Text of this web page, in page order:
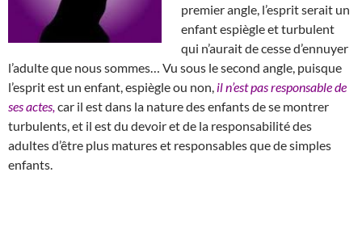
premier angle, l’esprit serait un
enfant espiègle et turbulent
qui n’aurait de cesse d’ennuyer
l’adulte que nous sommes… Vu sous le second angle, puisque
l’esprit est un enfant, espiègle ou non, il n’est pas responsable de
ses actes, car il est dans la nature des enfants de se montrer
turbulents, et il est du devoir et de la responsabilité des
adultes d’être plus matures et responsables que de simples
enfants.